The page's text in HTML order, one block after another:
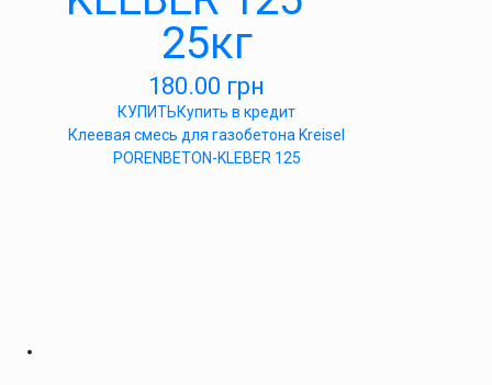
25кг
180.00 грн
КУПИТЬКупить в кредит
Клеевая смесь для газобетона Kreisel
PORENBETON-KLEBER 125